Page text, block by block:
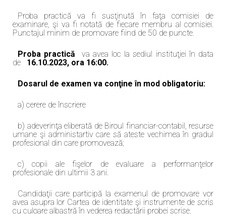
Proba practică va fi susţinută în faţa comisiei de
examinare, şi va fi notată de fiecare membru al comisiei.
Punctajul minim de promovare fiind de 50 de puncte.
Proba practică
va avea loc la sediul instituţiei în data
de 16.10.2023, ora 16:00.
Dosarul de examen va conţine în mod obligatoriu:
a) cerere de înscriere
b) adeverinţa eliberată de Biroul financiar-contabil, resurse
umane şi administartiv care să ateste vechimea în gradul
profesional din care promovează;
c) copii ale fişelor de evaluare a performanţelor
profesionale din ultimii 3 ani.
Candidaţii care participă la examenul de promovare vor
avea asupra lor Cartea de identitate şi instrumente de scris
cu culoare albastră în vederea redactării probei scrise.